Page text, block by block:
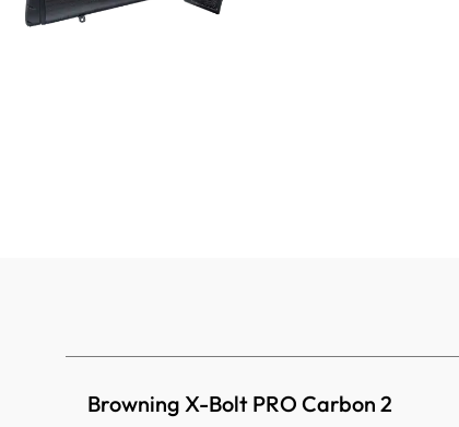
Browning X-Bolt PRO Carbon 2